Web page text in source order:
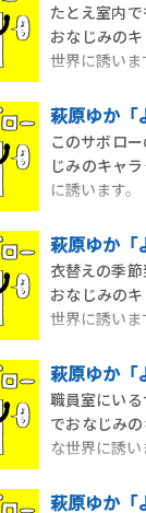
たとえ室内
おなじみの
世界に誘いま
萩原ゆか「
このサボロ
じみのキャ
に誘います。
萩原ゆか「
衣替えの季
おなじみの
世界に誘いま
萩原ゆか「
職員室にい
でおなじみ
な世界に誘い
萩原ゆか「